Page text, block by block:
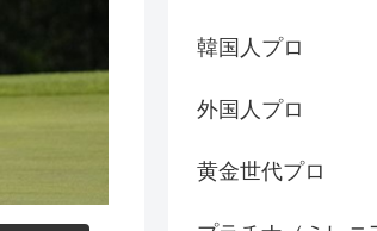
韓国人プロ
外国人プロ
黄金世代プロ